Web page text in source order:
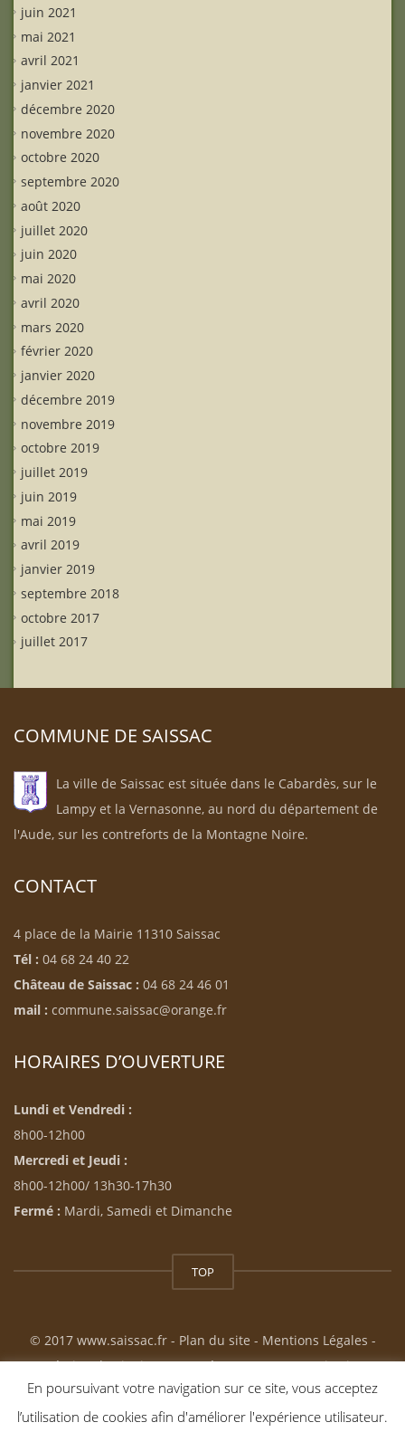
juin 2021
mai 2021
avril 2021
janvier 2021
décembre 2020
novembre 2020
octobre 2020
septembre 2020
août 2020
juillet 2020
juin 2020
mai 2020
avril 2020
mars 2020
février 2020
janvier 2020
décembre 2019
novembre 2019
octobre 2019
juillet 2019
juin 2019
mai 2019
avril 2019
janvier 2019
septembre 2018
octobre 2017
juillet 2017
COMMUNE DE SAISSAC
La ville de Saissac est située dans le Cabardès, sur le
Lampy et la Vernasonne, au nord du département de
l'Aude, sur les contreforts de la Montagne Noire.
CONTACT
4 place de la Mairie 11310 Saissac
Tél : 04 68 24 40 22
Château de Saissac : 04 68 24 46 01
mail : commune.saissac@orange.fr
HORAIRES D’OUVERTURE
Lundi et Vendredi :
8h00-12h00
Mercredi et Jeudi :
8h00-12h00/ 13h30-17h30
Fermé : Mardi, Samedi et Dimanche
TOP
© 2017 www.saissac.fr - Plan du site - Mentions Légales -
Création du site internet : Résonance Communication
En poursuivant votre navigation sur ce site, vous acceptez
l’utilisation de cookies afin d'améliorer l'expérience utilisateur.